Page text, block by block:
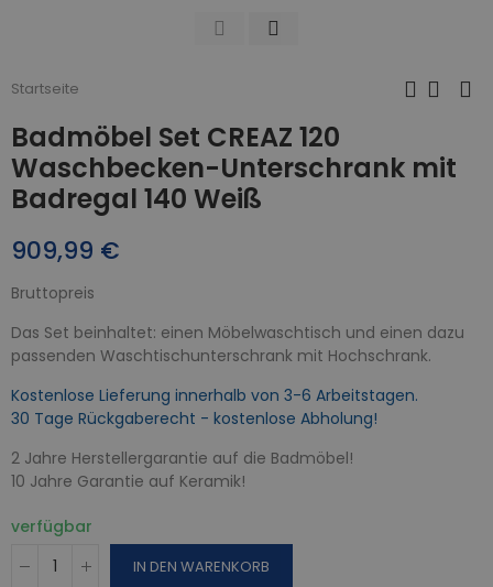
Startseite
Badmöbel Set CREAZ 120
Waschbecken-Unterschrank mit
Badregal 140 Weiß
909,99 €
Bruttopreis
Das Set beinhaltet: einen Möbelwaschtisch und einen dazu
passenden Waschtischunterschrank mit Hochschrank.
Kostenlose Lieferung innerhalb von 3-6 Arbeitstagen.
30 Tage Rückgaberecht - kostenlose Abholung!
2 Jahre Herstellergarantie auf die Badmöbel!
10 Jahre Garantie auf Keramik!
verfügbar
IN DEN WARENKORB